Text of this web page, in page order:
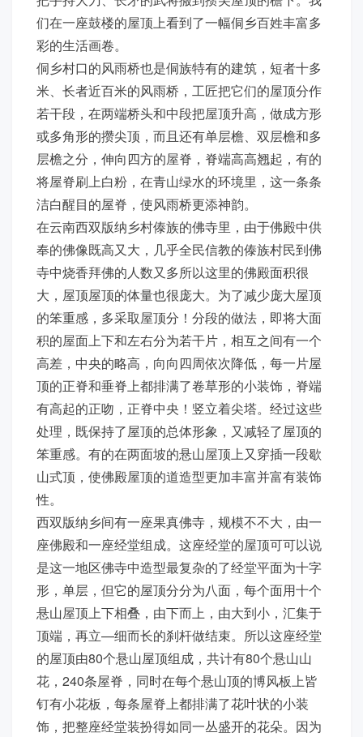
们在一座鼓楼的屋顶上看到了一幅侗乡百姓丰富多
彩的生活画卷。
侗乡村口的风雨桥也是侗族特有的建筑，短者十多
米、长者近百米的风雨桥，工匠把它们的屋顶分作
若干段，在两端桥头和中段把屋顶升高，做成方形
或多角形的攒尖顶，而且还有单层檐、双层檐和多
层檐之分，伸向四方的屋脊，脊端高高翘起，有的
将屋脊刷上白粉，在青山绿水的环境里，这一条条
洁白醒目的屋脊，使风雨桥更添神韵。
在云南西双版纳乡村傣族的佛寺里，由于佛殿中供
奉的佛像既高又大，几乎全民信教的傣族村民到佛
寺中烧香拜佛的人数又多所以这里的佛殿面积很
大，屋顶屋顶的体量也很庞大。为了减少庞大屋顶
的笨重感，多采取屋顶分！分段的做法，即将大面
积的屋面上下和左右分为若干片，相互之间有一个
高差，中央的略高，向向四周依次降低，每一片屋
顶的正脊和垂脊上都排满了卷草形的小装饰，脊端
有高起的正吻，正脊中央！竖立着尖塔。经过这些
处理，既保持了屋顶的总体形象，又减轻了屋顶的
笨重感。有的在两面坡的悬山屋顶上又穿插一段歇
山式顶，使佛殿屋顶的道造型更加丰富并富有装饰
性。
西双版纳乡间有一座果真佛寺，规模不不大，由一
座佛殿和一座经堂组成。这座经堂的屋顶可可以说
是这一地区佛寺中造型最复杂的了经堂平面为十字
形，单层，但它的屋顶分分为八面，每个面用十个
悬山屋顶上下相叠，由下而上，由大到小，汇集于
顶端，再立—细而长的刹杆做结束。所以这座经堂
的屋顶由80个悬山屋顶组成，共计有80个悬山山
花，240条屋脊，同时在每个悬山顶的博风板上皆
钉有小花板，每条屋脊上都排满了花叶状的小装
饰，把整座经堂装扮得如同一丛盛开的花朵。因为